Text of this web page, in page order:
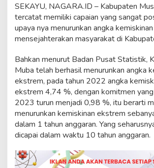
a
s
i
S
a
p
T
r
u
n
k
a
K
e
SEKAYU, NAGARA.ID – Kabupaten
tercatat memiliki capaian yang sangat
upaya nya menurunkan angka
mensejahterakan masyarakat di
Bahkan menurut Badan Pusat Statistik,
Muba telah berhasil menurunkan angka
ekstrem, pada tahun 2022 angka
ekstrem 4,74 %, dengan komitmen
2023 turun menjadi 0,98 %, itu berarti
menurunkan kemiskinan ekstrem
dalam 1 tahun anggaran. Yang
dicapai dalam waktu 10 tahun anggaran.